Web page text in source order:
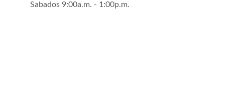
Sabados 9:00a.m. - 1:00p.m.